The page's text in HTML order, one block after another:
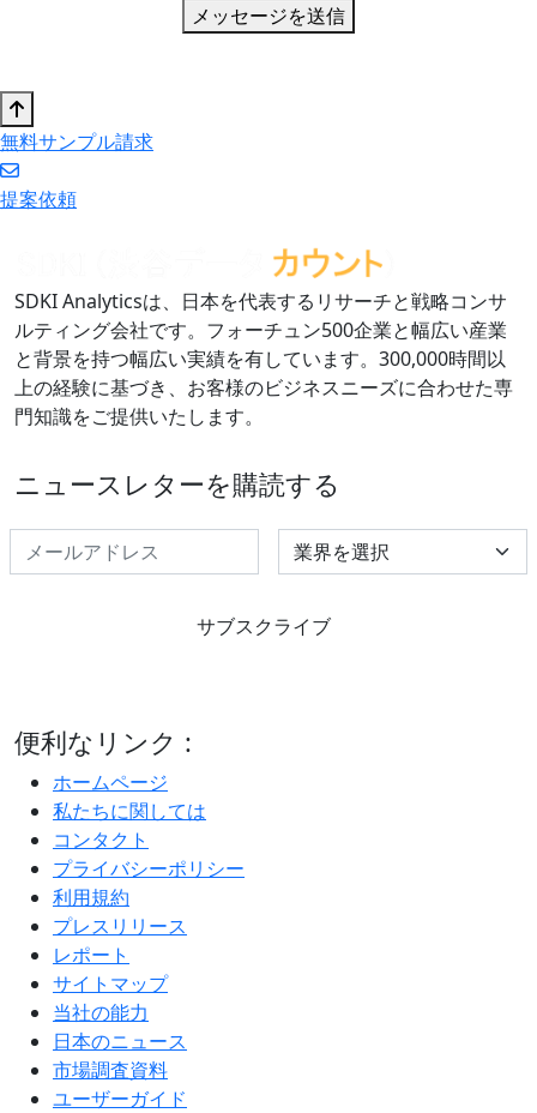
メッセージを送信
無料サンプル請求
提案依頼
SDKI Analyticsは、日本を代表するリサーチと戦略コンサ
ルティング会社です。フォーチュン500企業と幅広い産業
と背景を持つ幅広い実績を有しています。300,000時間以
上の経験に基づき、お客様のビジネスニーズに合わせた専
門知識をご提供いたします。
ニュースレターを購読する
Select Industry
サブスクライブ
便利なリンク :
ホームページ
私たちに関しては
コンタクト
プライバシーポリシー
利用規約
プレスリリース
レポート
サイトマップ
当社の能力
日本のニュース
市場調査資料
ユーザーガイド